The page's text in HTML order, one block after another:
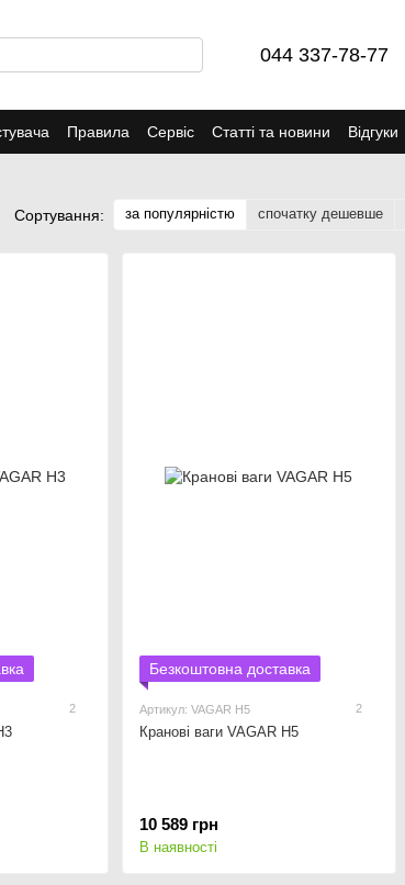
044 337-78-77
Правила Сервіс Статті та новини
Відгуки
Сортування: за популярністю спочатку дешевше
2
Безкоштовна доставка
Артикул: VAGAR Н5 2
Кранові ваги VAGAR Н5
10 589 грн
В наявності